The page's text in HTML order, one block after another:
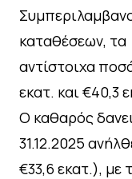
καταθέσεων, τα
αντίστοιχα
εκατ. και €40,3
Ο καθαρός
31.12.2025
€33,6 εκατ.), με